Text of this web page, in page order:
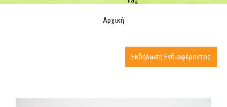
Αρχική
Εκδήλωση Ενδιαφέροντος